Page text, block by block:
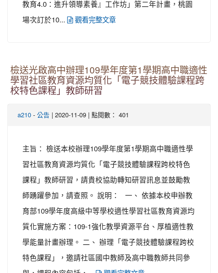
教育4.0：進升領導素養』工作坊」第二年計畫，桃園
場次訂於10...
觀看完整文章
檢送光啟高中辦理109學年度第1學期高中職適性
學習社區教育資源均質化「電子競技體驗課程跨
校特色課程」教師研習
a210 - 公告 | 2020-11-09 | 點閱數： 401
主旨： 檢送本校辦理109學年度第1學期高中職適性學
習社區教育資源均質化「電子競技體驗課程跨校特色
課程」教師研習，請貴校協助轉知研習訊息並鼓勵教
師踴躍參加，請查照。 說明： 一、 依據本校申辦教
育部109學年度高級中等學校適性學習社區教育資源均
質化實施方案：109-1強化教學資源平台、厚植適性教
學能量計畫辦理。 二、 辦理「電子競技體驗課程跨校
特色課程」，邀請社區國中教師及高中職教師共同參